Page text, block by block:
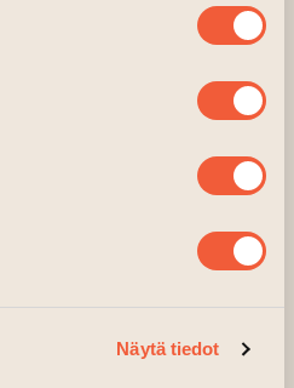
Näytä tiedot
valmistamalla
keramiikkatuotteita
tulla kurssille omien
yhdessä ohjaajan
aikana valmistaa
ovikranssi,
valikoima